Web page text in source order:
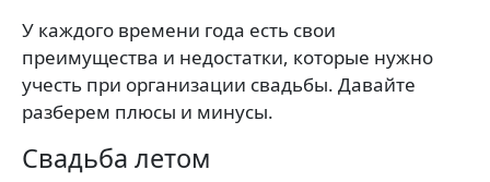
У каждого времени года есть свои
преимущества и недостатки, которые нужно
учесть при организации свадьбы. Давайте
разберем плюсы и минусы.
Свадьба летом